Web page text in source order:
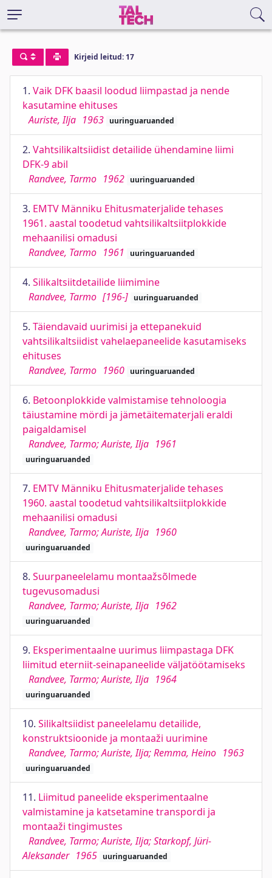
Kirjeid leitud: 17
1. Vaik DFK baasil loodud liimpastad ja nende
kasutamine ehituses
Auriste, Ilja 1963 uuringuaruanded
2. Vahtsilikaltsiidist detailide ühendamine liimi
DFK-9 abil
Randvee, Tarmo 1962 uuringuaruanded
3. EMTV Männiku Ehitusmaterjalide tehases
1961. aastal toodetud vahtsilikaltsiitplokkide
mehaanilisi omadusi
Randvee, Tarmo 1961 uuringuaruanded
4. Silikaltsiitdetailide liimimine
Randvee, Tarmo [196-] uuringuaruanded
5. Täiendavaid uurimisi ja ettepanekuid
vahtsilikaltsiidist vahelaepaneelide kasutamiseks
ehituses
Randvee, Tarmo 1960 uuringuaruanded
6. Betoonplokkide valmistamise tehnoloogia
täiustamine mördi ja jämetäitematerjali eraldi
paigaldamisel
Randvee, Tarmo; Auriste, Ilja 1961
uuringuaruanded
7. EMTV Männiku Ehitusmaterjalide tehases
1960. aastal toodetud vahtsilikaltsiitplokkide
mehaanilisi omadusi
Randvee, Tarmo; Auriste, Ilja 1960
uuringuaruanded
8. Suurpaneelelamu montaažsõlmede
tugevusomadusi
Randvee, Tarmo; Auriste, Ilja 1962
uuringuaruanded
9. Eksperimentaalne uurimus liimpastaga DFK
liimitud eterniit-seinapaneelide väljatöötamiseks
Randvee, Tarmo; Auriste, Ilja 1964
uuringuaruanded
10. Silikaltsiidist paneelelamu detailide,
konstruktsioonide ja montaaži uurimine
Randvee, Tarmo; Auriste, Ilja; Remma, Heino 1963
uuringuaruanded
11. Liimitud paneelide eksperimentaalne
valmistamine ja katsetamine transpordi ja
montaaži tingimustes
Randvee, Tarmo; Auriste, Ilja; Starkopf, Jüri-
Aleksander 1965 uuringuaruanded